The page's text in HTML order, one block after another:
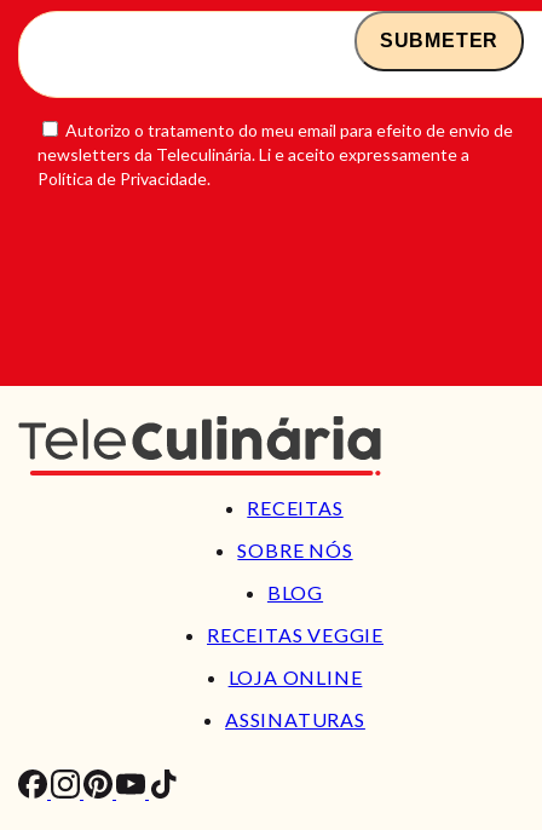
Autorizo o tratamento do meu email para efeito de envio de
newsletters da Teleculinária. Li e aceito expressamente a
Política de Privacidade.
RECEITAS
SOBRE NÓS
BLOG
RECEITAS VEGGIE
LOJA ONLINE
ASSINATURAS